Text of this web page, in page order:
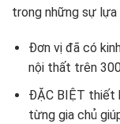
trong những sự
Đơn vị đã có
nội thất trên
ĐẶC BIỆT thiết
từng gia chủ